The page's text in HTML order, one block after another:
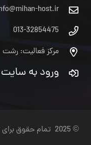
host.ir
013-32854475
مرکز فعالیت: رشت
ورود به سایت
© 2025 تمام حقوق برای میهن هاست محفوظ می باشد.